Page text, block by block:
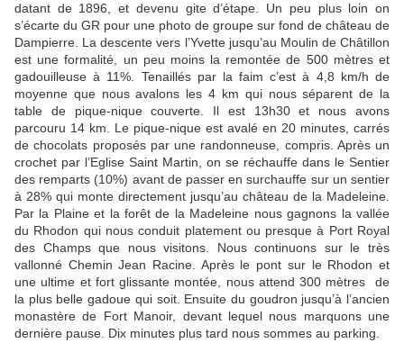
datant de 1896, et devenu gite d’étape. Un peu plus loin on
s’écarte du GR pour une photo de groupe sur fond de château de
Dampierre. La descente vers l’Yvette jusqu’au Moulin de Châtillon
est une formalité, un peu moins la remontée de 500 mètres et
gadouilleuse à 11%. Tenaillés par la faim c’est à 4,8 km/h de
moyenne que nous avalons les 4 km qui nous séparent de la
table de pique-nique couverte. Il est 13h30 et nous avons
parcouru 14 km. Le pique-nique est avalé en 20 minutes, carrés
de chocolats proposés par une randonneuse, compris. Après un
crochet par l’Eglise Saint Martin, on se réchauffe dans le Sentier
des remparts (10%) avant de passer en surchauffe sur un sentier
à 28% qui monte directement jusqu’au château de la Madeleine.
Par la Plaine et la forêt de la Madeleine nous gagnons la vallée
du Rhodon qui nous conduit platement ou presque à Port Royal
des Champs que nous visitons. Nous continuons sur le très
vallonné Chemin Jean Racine. Après le pont sur le Rhodon et
une ultime et fort glissante montée, nous attend 300 mètres de
la plus belle gadoue qui soit. Ensuite du goudron jusqu’à l’ancien
monastère de Fort Manoir, devant lequel nous marquons une
dernière pause. Dix minutes plus tard nous sommes au parking.